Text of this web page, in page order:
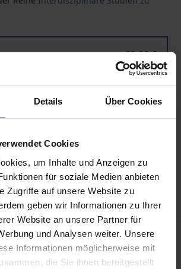
Details Über Cookies
Cookies
um Inhalte und Anzeigen zu
für soziale Medien anbieten
Zugriffe auf unsere Website zu
geben wir Informationen zu Ihrer
Website an unsere Partner für
und Analysen weiter. Unsere
Informationen möglicherweise mit
die Sie ihnen bereitgestellt
68,00 €
0279-7
In den Warenkorb
hinzufügen